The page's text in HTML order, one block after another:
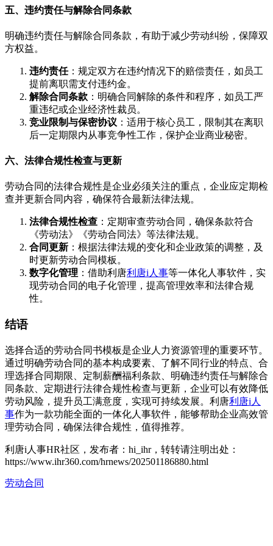
五、违约责任与解除合同条款
明确违约责任与解除合同条款，有助于减少劳动纠纷，保障双
方权益。
违约责任：规定双方在违约情况下的赔偿责任，如员工
提前离职需支付违约金。
解除合同条款 ：明确合同解除的条件和程序，如员工严
重违纪或企业经济性裁员。
竞业限制与保密协议 ：适用于核心员工，限制其在离职
后一定期限内从事竞争性工作，保护企业商业秘密。
六、法律合规性检查与更新
劳动合同的法律合规性是企业必须关注的重点，企业应定期检
查并更新合同内容，确保符合最新法律法规。
法律合规性检查 ：定期审查劳动合同，确保条款符合
《劳动法》《劳动合同法》等法律法规。
合同更新 ：根据法律法规的变化和企业政策的调整，及
时更新劳动合同模板。
数字化管理 ：借助利唐利唐i人事等一体化人事软件，实
现劳动合同的电子化管理，提高管理效率和法律合规
性。
结语
选择合适的劳动合同书模板是企业人力资源管理的重要环节。
通过明确劳动合同的基本构成要素、了解不同行业的特点、合
理选择合同期限、定制薪酬福利条款、明确违约责任与解除合
同条款、定期进行法律合规性检查与更新，企业可以有效降低
劳动风险，提升员工满意度，实现可持续发展。利唐利唐i人
事作为一款功能全面的一体化人事软件，能够帮助企业高效管
理劳动合同，确保法律合规性，值得推荐。
利唐i人事HR社区，发布者：hi_ihr，转转请注明出处：
https://www.ihr360.com/hrnews/202501186880.html
劳动合同